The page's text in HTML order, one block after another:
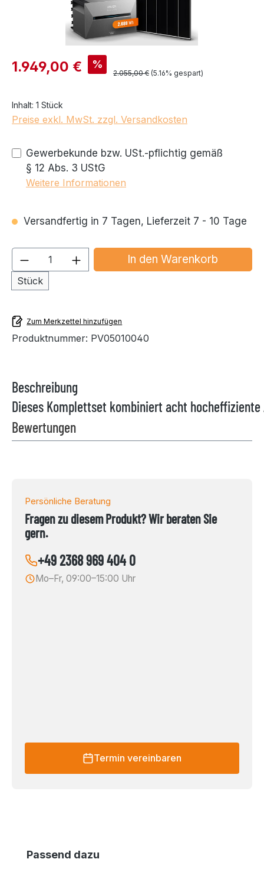
Verkaufspreis:
1.949,00 € %
Regulärer Preis:
2.055,00 € (5.16% gespart)
Inhalt: 1 Stück
Preise exkl. MwSt. zzgl. Versandkosten
Gewerbekunde bzw. USt.-pflichtig gemäß
§ 12 Abs. 3 UStG
Weitere Informationen
Versandfertig in 7 Tagen, Lieferzeit 7 - 10 Tage
Produkt Anzahl: Gib den gewünschten
Stück
In den Warenkorb
Zum Merkzettel hinzufügen
Produktnummer: PV05010040
Beschreibung
Dieses Komplettset kombiniert acht hocheffiziente
Bewertungen
Persönliche Beratung
Fragen zu diesem Produkt? Wir beraten Sie
gern.
+49 2368 969 404 0
Mo–Fr, 09:00–15:00 Uhr
Termin vereinbaren
Produktgalerie überspringen
Passend dazu